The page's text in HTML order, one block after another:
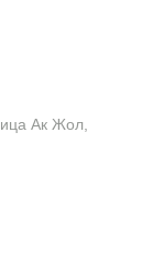
Ак Жол,